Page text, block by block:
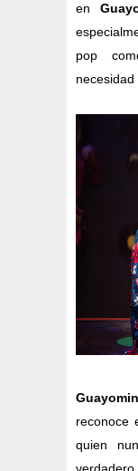
en
pop
necesidad
reconoce
quien